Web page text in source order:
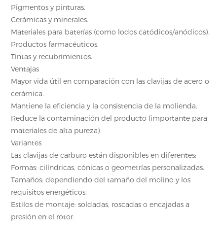
Pigmentos y pinturas.
Cerámicas y minerales.
Materiales para baterías (como lodos catódicos/anódicos).
Productos farmacéuticos.
Tintas y recubrimientos.
Ventajas
Mayor vida útil en comparación con las clavijas de acero o
cerámica.
Mantiene la eficiencia y la consistencia de la molienda.
Reduce la contaminación del producto (importante para
materiales de alta pureza).
Variantes
Las clavijas de carburo están disponibles en diferentes:
Formas: cilíndricas, cónicas o geometrías personalizadas.
Tamaños: dependiendo del tamaño del molino y los
requisitos energéticos.
Estilos de montaje: soldadas, roscadas o encajadas a
presión en el rotor.